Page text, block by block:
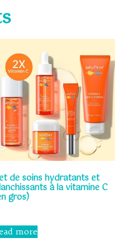
de soins hydratants et
à la vitamine C
gros)
more